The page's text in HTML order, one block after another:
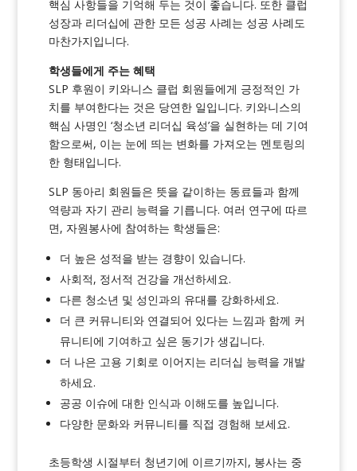
핵심 사항들을 기억해 두는 것이 좋습니다. 또한 클럽
성장과 리더십에 관한 모든 성공 사례는 성공 사례도
마찬가지입니다.
학생들에게 주는 혜택
SLP 후원이 키와니스 클럽 회원들에게 긍정적인 가
치를 부여한다는 것은 당연한 일입니다. 키와니스의
핵심 사명인 ‘청소년 리더십 육성’을 실현하는 데 기여
함으로써, 이는 눈에 띄는 변화를 가져오는 멘토링의
한 형태입니다.
SLP 동아리 회원들은 뜻을 같이하는 동료들과 함께
역량과 자기 관리 능력을 기릅니다. 여러 연구에 따르
면, 자원봉사에 참여하는 학생들은:
더 높은 성적을 받는 경향이 있습니다.
사회적, 정서적 건강을 개선하세요.
다른 청소년 및 성인과의 유대를 강화하세요.
더 큰 커뮤니티와 연결되어 있다는 느낌과 함께 커
뮤니티에 기여하고 싶은 동기가 생깁니다.
더 나은 고용 기회로 이어지는 리더십 능력을 개발
하세요.
공공 이슈에 대한 인식과 이해도를 높입니다.
다양한 문화와 커뮤니티를 직접 경험해 보세요.
초등학생 시절부터 청년기에 이르기까지, 봉사는 중